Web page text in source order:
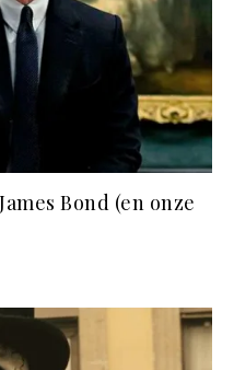
Bond (en onze